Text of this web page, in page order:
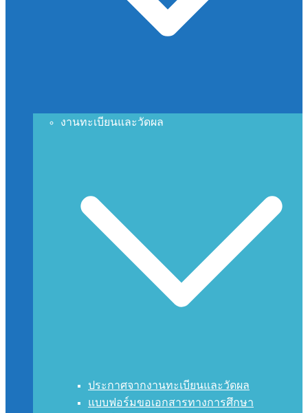
งานทะเบียนและวัดผล
ประกาศจากงานทะเบียนและวัดผล
แบบฟอร์มขอเอกสารทางการศึกษา